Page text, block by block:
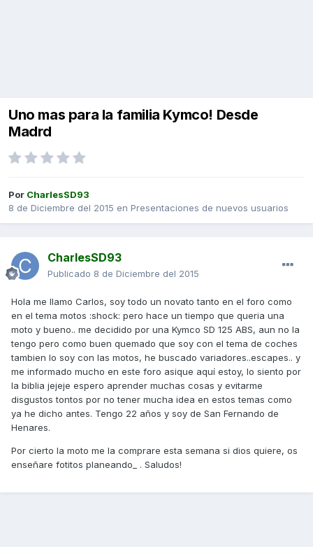
Uno mas para la familia Kymco! Desde
Madrd
Por CharlesSD93
8 de Diciembre del 2015 en Presentaciones de nuevos usuarios
CharlesSD93
Publicado 8 de Diciembre del 2015
Hola me llamo Carlos, soy todo un novato tanto en el foro como
en el tema motos :shock: pero hace un tiempo que queria una
moto y bueno.. me decidido por una Kymco SD 125 ABS, aun no la
tengo pero como buen quemado que soy con el tema de coches
tambien lo soy con las motos, he buscado variadores..escapes.. y
me informado mucho en este foro asique aquí estoy, lo siento por
la biblia jejeje espero aprender muchas cosas y evitarme
disgustos tontos por no tener mucha idea en estos temas como
ya he dicho antes. Tengo 22 años y soy de San Fernando de
Henares.
Por cierto la moto me la comprare esta semana si dios quiere, os
enseñare fotitos planeando_ . Saludos!